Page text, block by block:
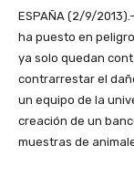
ESPAÑA (2/9/
ha puesto en
ya solo quedan
contrarrestar el
un equipo de la
creación de un
muestras de